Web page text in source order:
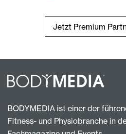
Jetzt Premium
BODYMEDIA ist einer der
Fitness- und Physiobranche in